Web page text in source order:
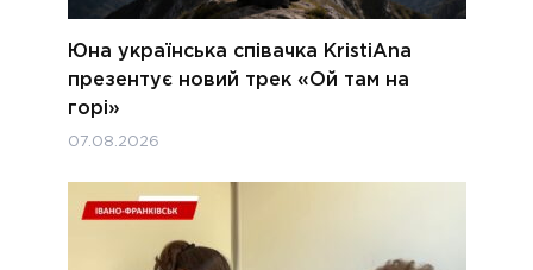
Юна українська співачка KristiAna
презентує новий трек «Ой там на
горі»
07.08.2026